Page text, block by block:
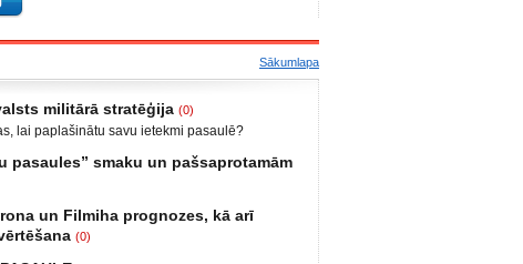
Sākumlapa
militārā stratēģija (0)
lai paplašinātu savu ietekmi pasaulē?
iebrukums Gruzijā. Ukrainā anektēt Krimu
un Luganskas novados. Vai tas vismaz daļēji
II pasaules kara? Nākamais
pasaules” smaku un pašsaprotamām
iespēju laiks Smēķētāji Kāds mans draugs
krieviem un Krieviju, ar zemtekstu – nu kā tā
un Filmiha prognozes, kā arī
(0)
Kārlis Krēsliņš, Ģenerālmajors Juris